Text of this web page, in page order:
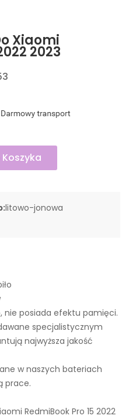
Xiaomi
2023
litowo-jonowa
nie posiada efektu pamięci.
specjalistycznym
najwyższa jakość
w naszych bateriach
prace.
RedmiBook Pro 15 2022